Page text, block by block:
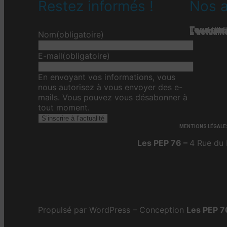
Restez informés !
Nom(obligatoire)
E-mail(obligatoire)
En envoyant vos informations, vous
nous autorisez à vous envoyer des e-
mails. Vous pouvez vous désabonner à
tout moment.
S’inscrire à l’actualité
Nos
Tous
Les
Toute
MENTIONS
Les PEP 76 – 4 Rue du
Propulsé par WordPress – Conception Les PEP